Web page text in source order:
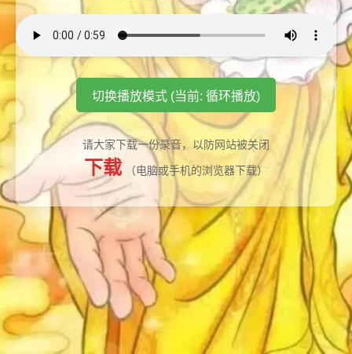
切换播放模式 (当前: 循环播放)
请大家下载一份录音，以防网站被关闭
下载 （电脑或手机的浏览器下载）